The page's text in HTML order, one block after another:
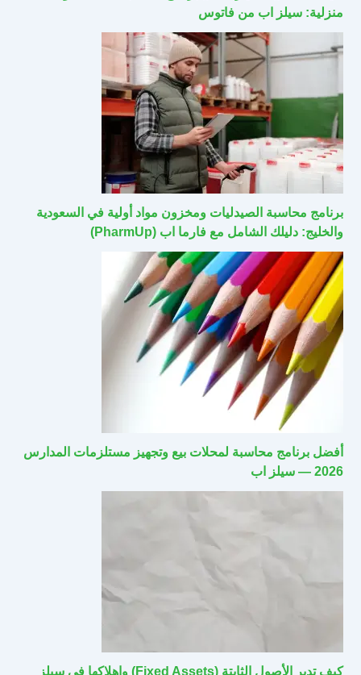
منزلية: سيلز اب من فاتوس
برنامج محاسبة الصيدليات ومخزون مواد أولية في السعودية
والخليج: دليلك الشامل مع فارما اب (PharmUp)
أفضل برنامج محاسبة لمحلات بيع وتجهيز مستلزمات المدارس
2026 — سيلز اب
كيف تدير الأصول الثابتة (Fixed Assets) وإهلاكها في سيلز